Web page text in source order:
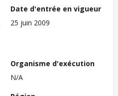
Date d'entrée en vigueur
25 juin 2009
Organisme d'exécution
N/A